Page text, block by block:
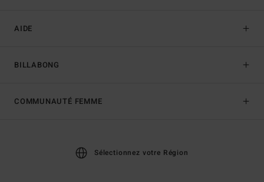
AIDE
BILLABONG
COMMUNAUTÉ FEMME
Sélectionnez votre Région